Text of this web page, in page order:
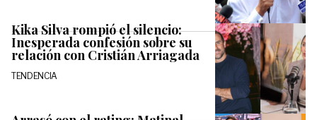
Kika Silva rompió el silencio:
Inesperada confesión sobre su
relación con Cristián Arriagada
TENDENCIA